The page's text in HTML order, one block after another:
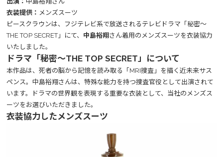
衣装提供： メンズスーツ
ピースクラウンは、フジテレビ系で放送されるテレビドラマ 「秘密～
THE TOP SECRET」
にて、 中島裕翔 さん着用のメンズスーツを衣装協力
いたしました。
ドラマ「秘密～THE TOP SECRET」について
本作品は、死者の脳から記憶を読み取る「MRI捜査」を描く近未来サス
ペンス。中島裕翔さんは、特殊な能力を持つ捜査官役として出演されて
います。ドラマの世界観を表現する重要な衣装として、当社のメンズス
ーツをお選びいただきました。
衣装協力したメンズスーツ